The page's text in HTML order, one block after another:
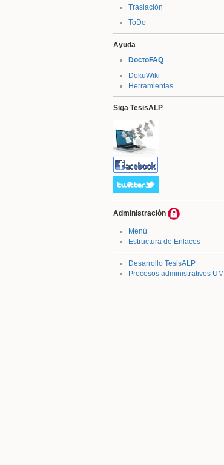
Traslación
ToDo
Ayuda
DoctoFAQ
DokuWiki
Herramientas
Siga TesisALP
Administración
Menú
Estructura de Enlaces
Desarrollo TesisALP
Procesos administrativos UM